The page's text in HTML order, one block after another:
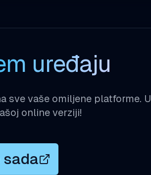
uređaju
sve vaše omiljene platforme. U
online verziji!
sada